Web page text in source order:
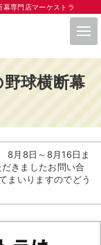
幕専門店マーケストラ
球横断幕
8月8日～8月16日ま
きましたお問い合
まいりますのでどう